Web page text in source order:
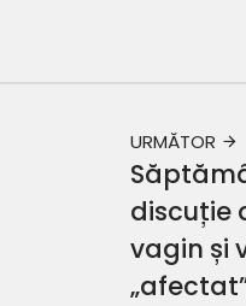
URMĂTOR
discuție
vagin și